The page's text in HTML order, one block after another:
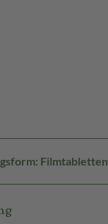
Filmtabletten